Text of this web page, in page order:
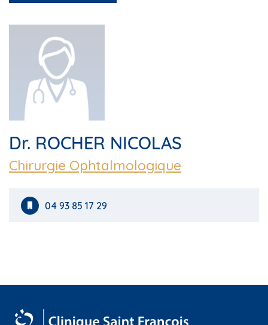
Dr. ROCHER NICOLAS
Chirurgie Ophtalmologique
04 93 85 17 29